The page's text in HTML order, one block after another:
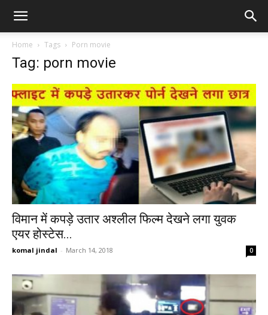
Home Tags Porn movie
Tag: porn movie
विमान में कपड़े उतार अश्लील फिल्म देखने लगा युवक
एयर होस्टेस...
komal jindal - March 14, 2018 0